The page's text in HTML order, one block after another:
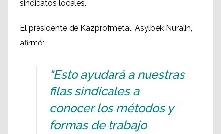
sindicatos locales.
El presidente de Kazprofmetal, Asylbek Nuralin,
afirmó:
“Esto ayudará a nuestras
filas sindicales a
conocer los métodos y
formas de trabajo